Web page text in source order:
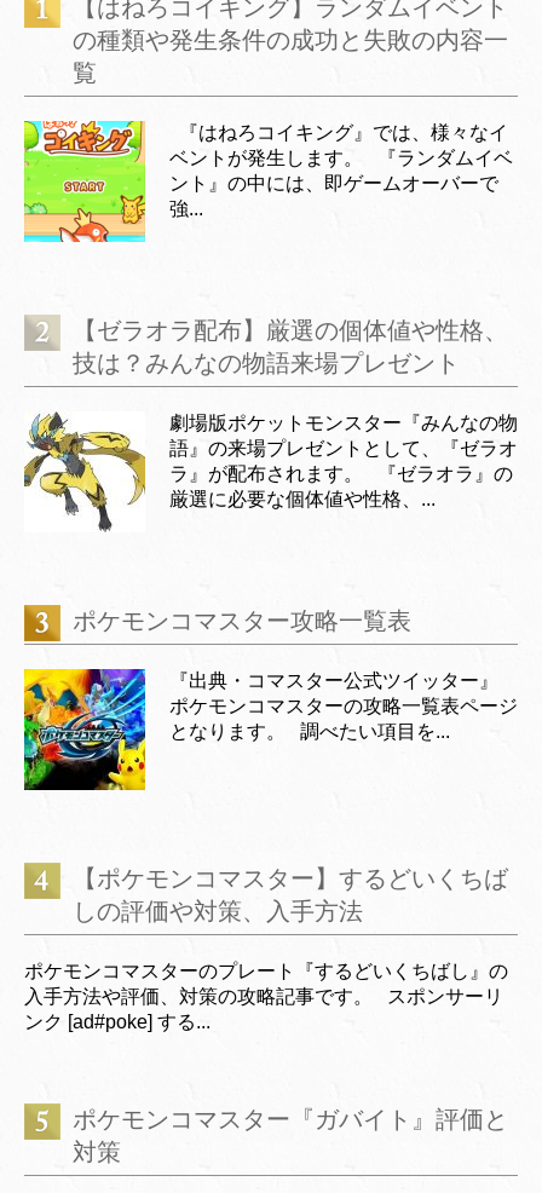
【はねろコイキング】ランダムイベント
の種類や発生条件の成功と失敗の内容一
覧
『はねろコイキング』では、様々なイ
ベントが発生します。 『ランダムイベ
ント』の中には、即ゲームオーバーで
強...
【ゼラオラ配布】厳選の個体値や性格、
技は？みんなの物語来場プレゼント
劇場版ポケットモンスター『みんなの物
語』の来場プレゼントとして、『ゼラオ
ラ』が配布されます。 『ゼラオラ』の
厳選に必要な個体値や性格、...
ポケモンコマスター攻略一覧表
『出典・コマスター公式ツイッター』
ポケモンコマスターの攻略一覧表ページ
となります。 調べたい項目を...
【ポケモンコマスター】するどいくちば
しの評価や対策、入手方法
ポケモンコマスターのプレート『するどいくちばし』の
入手方法や評価、対策の攻略記事です。 スポンサーリ
ンク [ad#poke] する...
ポケモンコマスター『ガバイト』評価と
対策